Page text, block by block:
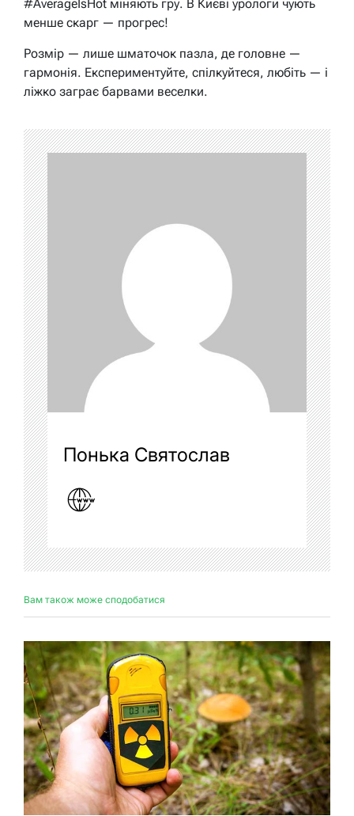
#AverageIsHot міняють гру. В Києві урологи чують
менше скарг — прогрес!
Розмір — лише шматочок пазла, де головне —
гармонія. Експериментуйте, спілкуйтеся, любіть — і
ліжко заграє барвами веселки.
Понька Святослав
Вам також може сподобатися